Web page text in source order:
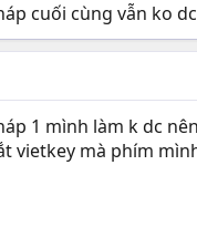
cuối cùng vẫn ko
1 mình làm k dc
vietkey mà phím